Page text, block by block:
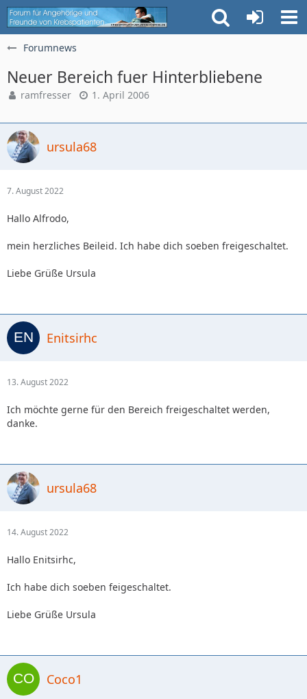
Forumnews
Neuer Bereich fuer Hinterbliebene
ramfresser 1. April 2006
ursula68
7. August 2022
Hallo Alfrodo,
mein herzliches Beileid. Ich habe dich soeben freigeschaltet.
Liebe Grüße Ursula
Enitsirhc
13. August 2022
Ich möchte gerne für den Bereich freigeschaltet werden,
danke.
ursula68
14. August 2022
Hallo Enitsirhc,
Ich habe dich soeben feigeschaltet.
Liebe Grüße Ursula
Coco1